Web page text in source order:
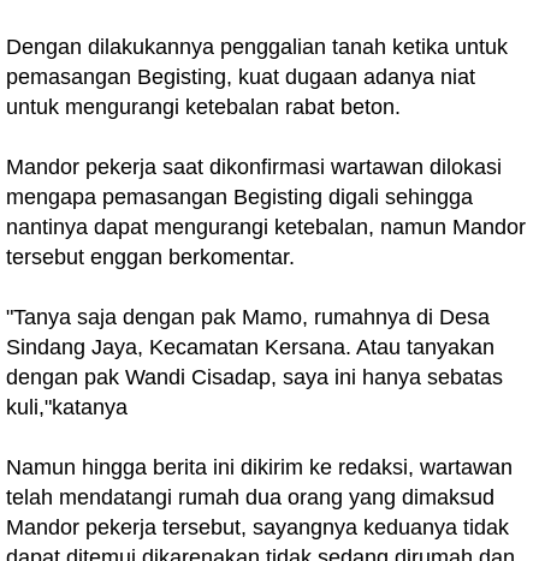
Dengan dilakukannya penggalian tanah ketika untuk
pemasangan Begisting, kuat dugaan adanya niat
untuk mengurangi ketebalan rabat beton.
Mandor pekerja saat dikonfirmasi wartawan dilokasi
mengapa pemasangan Begisting digali sehingga
nantinya dapat mengurangi ketebalan, namun Mandor
tersebut enggan berkomentar.
"Tanya saja dengan pak Mamo, rumahnya di Desa
Sindang Jaya, Kecamatan Kersana. Atau tanyakan
dengan pak Wandi Cisadap, saya ini hanya sebatas
kuli,"katanya
Namun hingga berita ini dikirim ke redaksi, wartawan
telah mendatangi rumah dua orang yang dimaksud
Mandor pekerja tersebut, sayangnya keduanya tidak